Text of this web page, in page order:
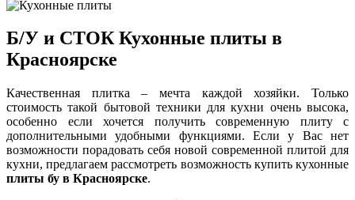
Б/У и СТОК Кухонные плиты в
Красноярске
Качественная плитка – мечта каждой хозяйки. Только
стоимость такой бытовой техники для кухни очень высока,
особенно если хочется получить современную плиту с
дополнительными удобными функциями. Если у Вас нет
возможности порадовать себя новой современной плитой для
кухни, предлагаем рассмотреть возможность купить кухонные
плиты бу в Красноярске.